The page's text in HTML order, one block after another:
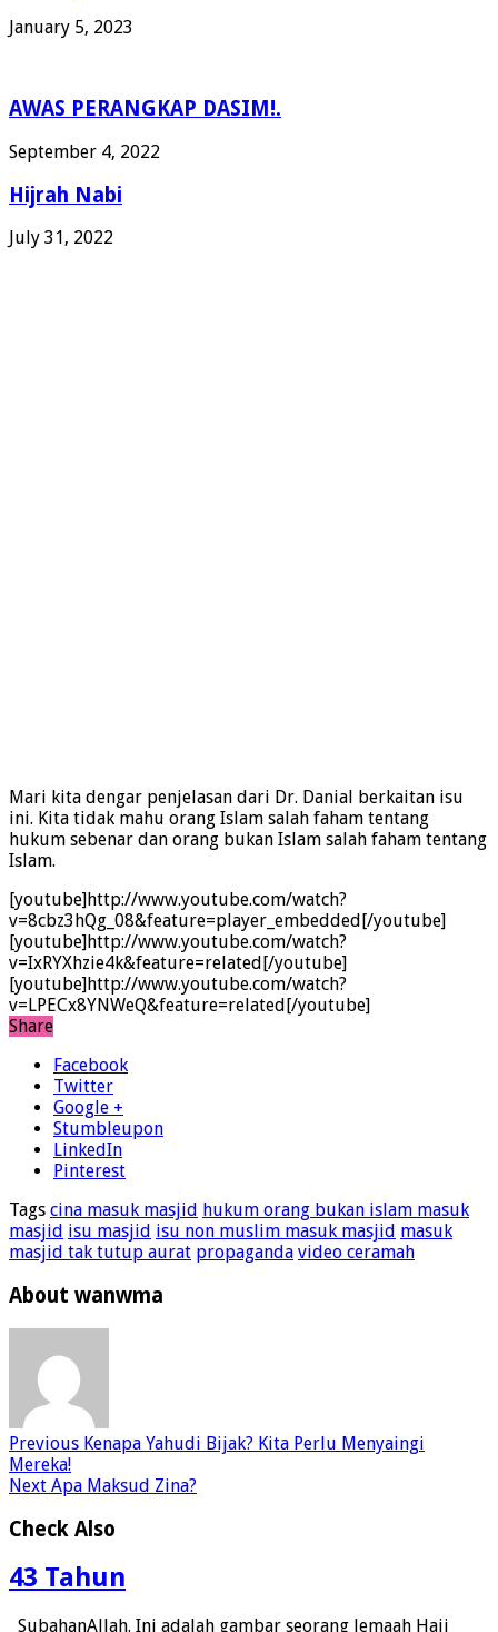
January 5, 2023
AWAS PERANGKAP DASIM!.
September 4, 2022
Hijrah Nabi
July 31, 2022
Mari kita dengar penjelasan dari Dr. Danial berkaitan isu
ini. Kita tidak mahu orang Islam salah faham tentang
hukum sebenar dan orang bukan Islam salah faham tentang
Islam.
[youtube]http://www.youtube.com/watch?
v=8cbz3hQg_08&feature=player_embedded[/youtube]
[youtube]http://www.youtube.com/watch?
v=IxRYXhzie4k&feature=related[/youtube]
[youtube]http://www.youtube.com/watch?
v=LPECx8YNWeQ&feature=related[/youtube]
Share
Facebook
Twitter
Google +
Stumbleupon
LinkedIn
Pinterest
Tags cina masuk masjid hukum orang bukan islam masuk
masjid isu masjid isu non muslim masuk masjid masuk
masjid tak tutup aurat propaganda video ceramah
About wanwma
Previous Kenapa Yahudi Bijak? Kita Perlu Menyaingi
Mereka!
Next Apa Maksud Zina?
Check Also
43 Tahun
SubahanAllah. Ini adalah gambar seorang Jemaah Haji